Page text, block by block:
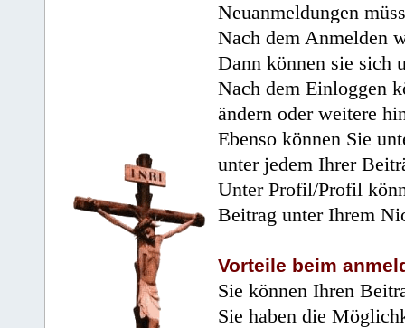
Neuanmeldungen
Nach dem Anmelden
Dann können sie sich
Nach dem Einloggen
ändern oder weitere
Ebenso können Sie
unter jedem Ihrer
Unter Profil/Profil
Beitrag unter Ihrem
Vorteile beim
Sie können Ihren
Sie haben die